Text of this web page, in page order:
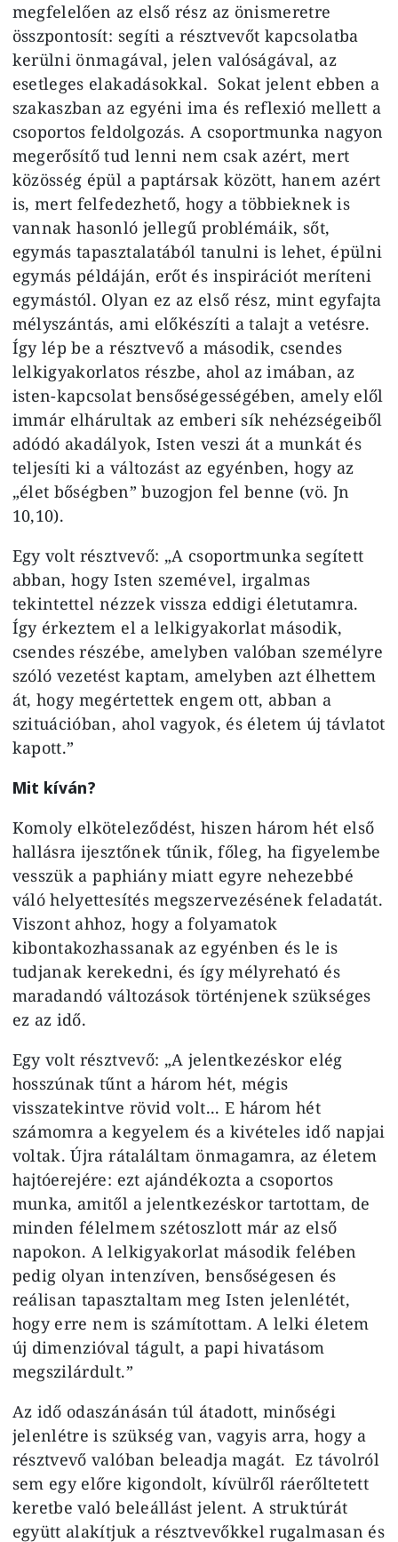
megfelelően az első rész az önismeretre
összpontosít: segíti a résztvevőt kapcsolatba
kerülni önmagával, jelen valóságával, az
esetleges elakadásokkal. Sokat jelent ebben a
szakaszban az egyéni ima és reflexió mellett a
csoportos feldolgozás. A csoportmunka nagyon
megerősítő tud lenni nem csak azért, mert
közösség épül a paptársak között, hanem azért
is, mert felfedezhető, hogy a többieknek is
vannak hasonló jellegű problémáik, sőt,
egymás tapasztalatából tanulni is lehet, épülni
egymás példáján, erőt és inspirációt meríteni
egymástól. Olyan ez az első rész, mint egyfajta
mélyszántás, ami előkészíti a talajt a vetésre.
Így lép be a résztvevő a második, csendes
lelkigyakorlatos részbe, ahol az imában, az
isten-kapcsolat bensőségességében, amely elől
immár elhárultak az emberi sík nehézségeiből
adódó akadályok, Isten veszi át a munkát és
teljesíti ki a változást az egyénben, hogy az
„élet bőségben” buzogjon fel benne (vö. Jn
10,10).
Egy volt résztvevő: „A csoportmunka segített
abban, hogy Isten szemével, irgalmas
tekintettel nézzek vissza eddigi életutamra.
Így érkeztem el a lelkigyakorlat második,
csendes részébe, amelyben valóban személyre
szóló vezetést kaptam, amelyben azt élhettem
át, hogy megértettek engem ott, abban a
szituációban, ahol vagyok, és életem új távlatot
kapott.”
Mit kíván?
Komoly elköteleződést, hiszen három hét első
hallásra ijesztőnek tűnik, főleg, ha figyelembe
vesszük a paphiány miatt egyre nehezebbé
váló helyettesítés megszervezésének feladatát.
Viszont ahhoz, hogy a folyamatok
kibontakozhassanak az egyénben és le is
tudjanak kerekedni, és így mélyreható és
maradandó változások történjenek szükséges
ez az idő.
Egy volt résztvevő: „A jelentkezéskor elég
hosszúnak tűnt a három hét, mégis
visszatekintve rövid volt... E három hét
számomra a kegyelem és a kivételes idő napjai
voltak. Újra rátaláltam önmagamra, az életem
hajtóerejére: ezt ajándékozta a csoportos
munka, amitől a jelentkezéskor tartottam, de
minden félelmem szétoszlott már az első
napokon. A lelkigyakorlat második felében
pedig olyan intenzíven, bensőségesen és
reálisan tapasztaltam meg Isten jelenlétét,
hogy erre nem is számítottam. A lelki életem
új dimenzióval tágult, a papi hivatásom
megszilárdult.”
Az idő odaszánásán túl átadott, minőségi
jelenlétre is szükség van, vagyis arra, hogy a
résztvevő valóban beleadja magát. Ez távolról
sem egy előre kigondolt, kívülről ráerőltetett
keretbe való beleállást jelent. A struktúrát
együtt alakítjuk a résztvevőkkel rugalmasan és